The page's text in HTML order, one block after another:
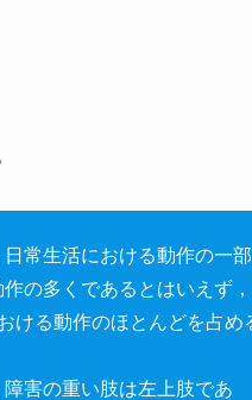
常生活における動作の一部
の多くであるとはいえず，
ける動作のほとんどを占め
害の重い肢は左上肢であ